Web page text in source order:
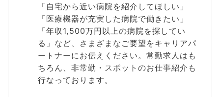
「自宅から近い病院を紹介してほしい」
「医療機器が充実した病院で働きたい」
「年収1,500万円以上の病院を探してい
る」など、さまざまなご要望をキャリアパ
ートナーにお伝えください。常勤求人はも
ちろん、非常勤・スポットのお仕事紹介も
行なっております。